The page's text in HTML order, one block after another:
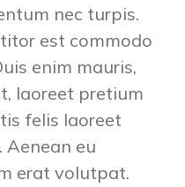
nec turpis.
est commodo
enim mauris,
laoreet pretium
felis laoreet
Aenean eu
erat volutpat.